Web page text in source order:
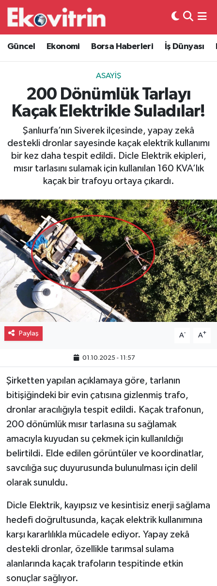
Güncel Ekonomi Borsa Haberleri İş Dünyası
ASAYIŞ
200 Dönümlük Tarlayı
Kaçak Elektrikle Suladılar!
Şanlıurfa’nın Siverek ilçesinde, yapay zekâ
destekli dronlar sayesinde kaçak elektrik kullanımı
bir kez daha tespit edildi. Dicle Elektrik ekipleri,
mısır tarlasını sulamak için kullanılan 160 KVA’lık
kaçak bir trafoyu ortaya çıkardı.
Paylaş A- A+
01.10.2025 - 11:57
Şirketten yapılan açıklamaya göre, tarlanın
bitişiğindeki bir evin çatısına gizlenmiş trafo,
dronlar aracılığıyla tespit edildi. Kaçak trafonun,
200 dönümlük mısır tarlasına su sağlamak
amacıyla kuyudan su çekmek için kullanıldığı
belirtildi. Elde edilen görüntüler ve koordinatlar,
savcılığa suç duyurusunda bulunulması için delil
olarak sunuldu.
Dicle Elektrik, kayıpsız ve kesintisiz enerji sağlama
hedefi doğrultusunda, kaçak elektrik kullanımına
karşı kararlılıkla mücadele ediyor. Yapay zekâ
destekli dronlar, özellikle tarımsal sulama
alanlarında kaçak trafoların tespitinde etkin
sonuçlar sağlıyor.
Güncel
Ekonomi
Borsa Haberleri
İş Dünyası
Lojistik
Otovitrin
Asayiş
Magazin
Gayrimenkul
Spor
Eğitim
Hava Durumu
Trafik Durumu
Süper Lig Puan Durumu ve Fikstür
Tüm Manşetler
Son Dakika Haberleri
Haber Arşivi